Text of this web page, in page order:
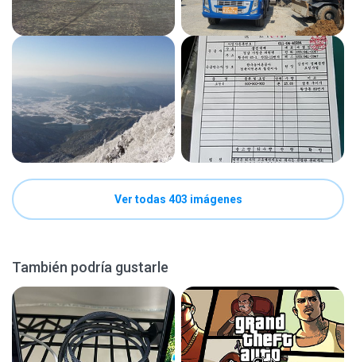
Ver todas 403 imágenes
También podría gustarle